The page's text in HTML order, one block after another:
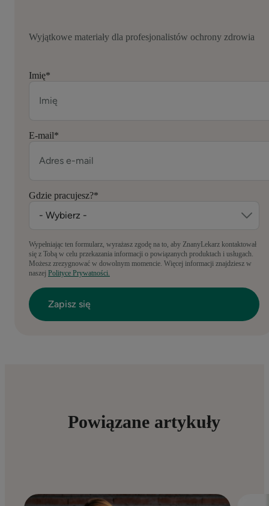
Wyjątkowe materiały dla profesjonalistów ochrony zdrowia
Imię*
E-mail*
Gdzie pracujesz?*
Wypełniając ten formularz, wyrażasz zgodę na to, aby ZnanyLekarz kontaktował
się z Tobą w celu przekazania informacji o powiązanych produktach i usługach.
Możesz zrezygnować w dowolnym momencie. Więcej informacji znajdziesz w
naszej Polityce Prywatności.
Powiązane artykuły